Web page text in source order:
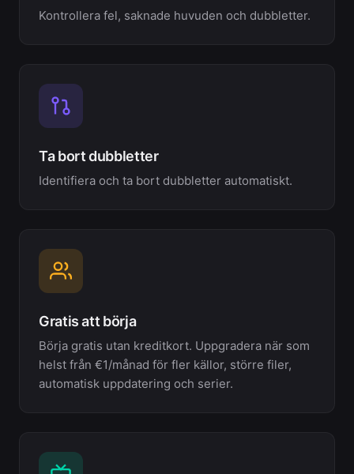
Kontrollera fel, saknade huvuden och dubbletter.
Ta bort dubbletter
Identifiera och ta bort dubbletter automatiskt.
Gratis att börja
Börja gratis utan kreditkort. Uppgradera när som
helst från €1/månad för fler källor, större filer,
automatisk uppdatering och serier.